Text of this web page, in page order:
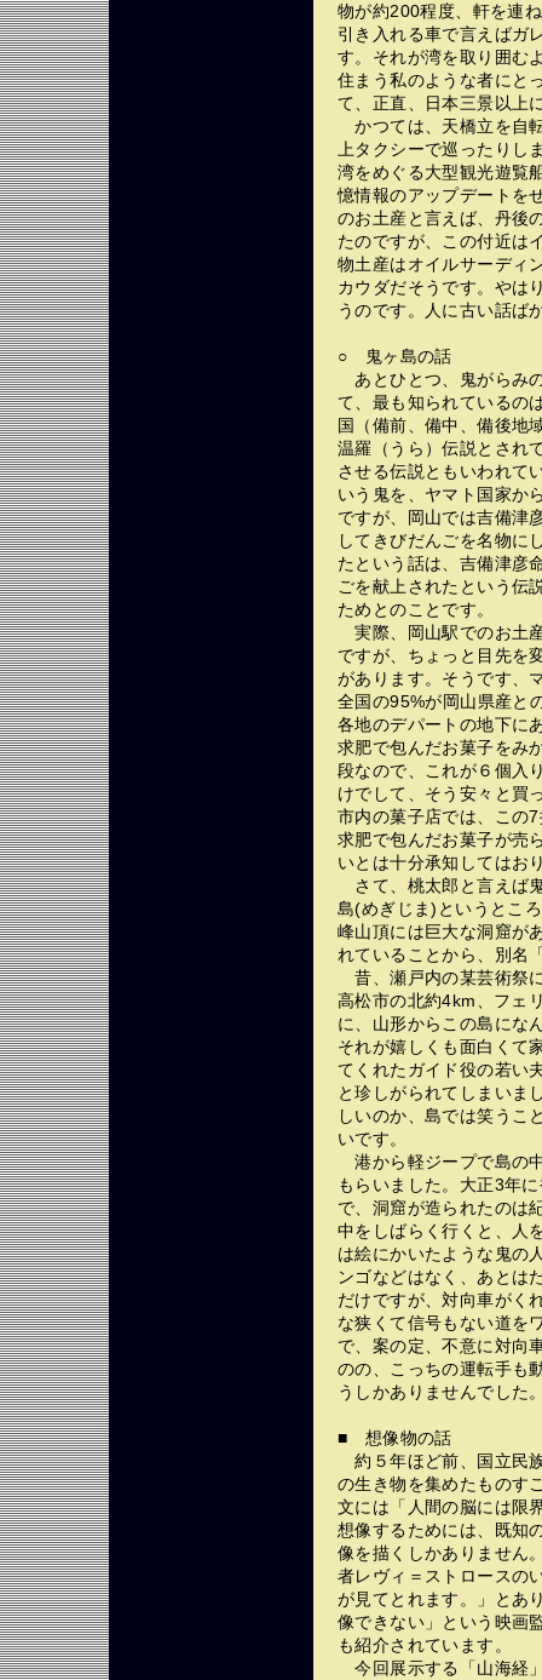
物が約200程度、軒を連
引き入れる車で言えばガ
す。それが湾を取り囲む
住まう私のような者にと
て、正直、日本三景以上
かつては、天橋立を自
上タクシーで巡ったりし
湾をめぐる大型観光遊覧
憶情報のアップデートを
のお土産と言えば、丹後
たのですが、この付近は
物土産はオイルサーディ
カウダだそうです。やは
うのです。人に古い話ば
○ 鬼ヶ島の話
あとひとつ、鬼がらみ
て、最も知られているの
国（備前、備中、備後地
温羅（うら）伝説とされ
させる伝説ともいわれて
いう鬼を、ヤマト国家か
ですが、岡山では吉備津
してきびだんごを名物に
たという話は、吉備津彦
ごを献上されたという伝
ためとのことです。
実際、岡山駅でのお土
ですが、ちょっと目先を
があります。そうです、
全国の95%が岡山県産と
各地のデパートの地下に
求肥で包んだお菓子をみ
段なので、これが６個入
けでして、そう安々と買
市内の菓子店では、この
求肥で包んだお菓子が売
いとは十分承知してはお
さて、桃太郎と言えば
島(めぎじま)というとこ
峰山頂には巨大な洞窟が
れていることから、別名
昔、瀬戸内の某芸術祭
高松市の北約4km、フェ
に、山形からこの島にな
それが嬉しくも面白くて
てくれたガイド役の若い
と珍しがられてしまいま
しいのか、島では笑うこ
いです。
港から軽ジープで島の
もらいました。大正3年
で、洞窟が造られたのは
中をしばらく行くと、人
は絵にかいたような鬼の
ンゴなどはなく、あとは
だけですが、対向車がく
な狭くて信号もない道を
で、案の定、不意に対向
のの、こっちの運転手も
うしかありませんでした
■ 想像物の話
約５年ほど前、国立民
の生き物を集めたものす
文には「人間の脳には限
想像するためには、既知
像を描くしかありません
者レヴィ＝ストロースの
が見てとれます。」とあ
像できない」という映画
も紹介されています。
今回展示する「山海経